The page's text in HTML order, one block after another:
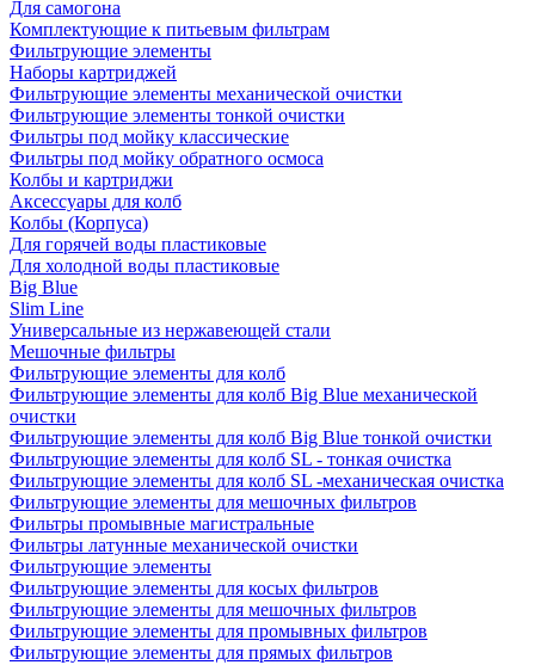
Для самогона
Комплектующие к питьевым фильтрам
Фильтрующие элементы
Наборы картриджей
Фильтрующие элементы механической очистки
Фильтрующие элементы тонкой очистки
Фильтры под мойку классические
Фильтры под мойку обратного осмоса
Колбы и картриджи
Аксессуары для колб
Колбы (Корпуса)
Для горячей воды пластиковые
Для холодной воды пластиковые
Big Blue
Slim Line
Универсальные из нержавеющей стали
Мешочные фильтры
Фильтрующие элементы для колб
Фильтрующие элементы для колб Big Blue механической
очистки
Фильтрующие элементы для колб Big Blue тонкой очистки
Фильтрующие элементы для колб SL - тонкая очистка
Фильтрующие элементы для колб SL -механическая очистка
Фильтрующие элементы для мешочных фильтров
Фильтры промывные магистральные
Фильтры латунные механической очистки
Фильтрующие элементы
Фильтрующие элементы для косых фильтров
Фильтрующие элементы для мешочных фильтров
Фильтрующие элементы для промывных фильтров
Фильтрующие элементы для прямых фильтров